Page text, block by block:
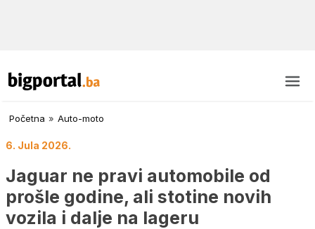
Početna » Auto-moto
6. Jula 2026.
Jaguar ne pravi automobile od
prošle godine, ali stotine novih
vozila i dalje na lageru